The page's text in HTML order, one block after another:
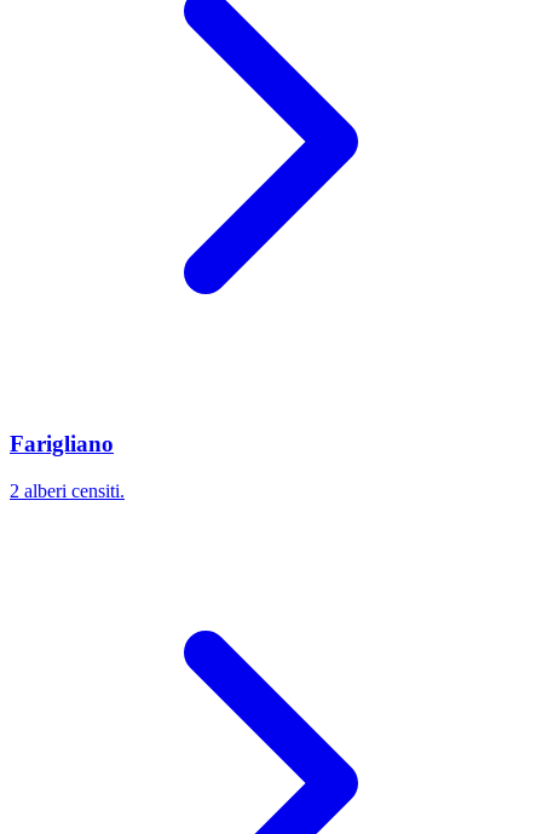
Farigliano
2 alberi censiti.